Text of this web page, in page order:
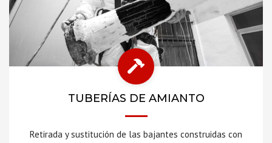
TUBERÍAS DE AMIANTO
Retirada y sustitución de las bajantes construidas con